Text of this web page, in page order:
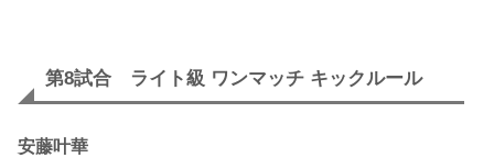
第8試合 ライト級 ワンマッチ キックルール
安藤叶華